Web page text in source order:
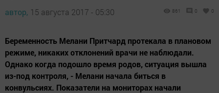
автор, 15 августа 2017 - 05:30 861 0 0
Беременность Мелани Притчард протекала в плановом
режиме, никаких отклонений врачи не наблюдали.
Однако когда подошло время родов, ситуация вышла
из-под контроля, - Мелани начала биться в
конвульсиях. Показатели на мониторах начали